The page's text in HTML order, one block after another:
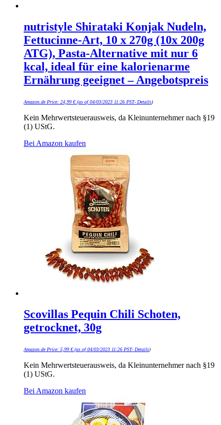
nutristyle Shirataki Konjak Nudeln,
Fettucinne-Art, 10 x 270g (10x 200g
ATG), Pasta-Alternative mit nur 6
kcal, ideal für eine kalorienarme
Ernährung geeignet – Angebotspreis
Amazon.de Price: 24,99 €(as of 04/03/2023 11:26 PST- Details)
Kein Mehrwertsteuerausweis, da Kleinunternehmer nach §19
(1) UStG.
Bei Amazon kaufen
Scovillas Pequin Chili Schoten,
getrocknet, 30g
Amazon.de Price: 5,99 €(as of 04/03/2023 11:26 PST- Details)
Kein Mehrwertsteuerausweis, da Kleinunternehmer nach §19
(1) UStG.
Bei Amazon kaufen